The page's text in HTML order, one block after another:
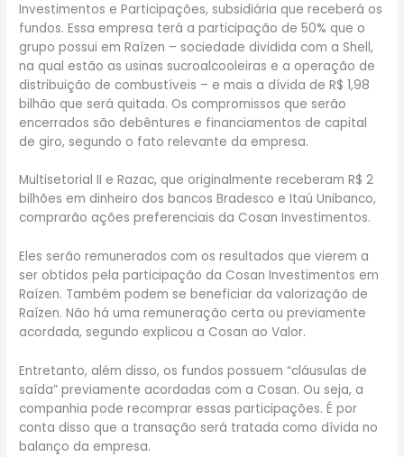
Investimentos e Participações, subsidiária que receberá os
fundos. Essa empresa terá a participação de 50% que o
grupo possui em Raízen – sociedade dividida com a Shell,
na qual estão as usinas sucroalcooleiras e a operação de
distribuição de combustíveis – e mais a dívida de R$ 1,98
bilhão que será quitada. Os compromissos que serão
encerrados são debêntures e financiamentos de capital
de giro, segundo o fato relevante da empresa.
Multisetorial II e Razac, que originalmente receberam R$ 2
bilhões em dinheiro dos bancos Bradesco e Itaú Unibanco,
comprarão ações preferenciais da Cosan Investimentos.
Eles serão remunerados com os resultados que vierem a
ser obtidos pela participação da Cosan Investimentos em
Raízen. Também podem se beneficiar da valorização de
Raízen. Não há uma remuneração certa ou previamente
acordada, segundo explicou a Cosan ao Valor.
Entretanto, além disso, os fundos possuem “cláusulas de
saída” previamente acordadas com a Cosan. Ou seja, a
companhia pode recomprar essas participações. É por
conta disso que a transação será tratada como dívida no
balanço da empresa.